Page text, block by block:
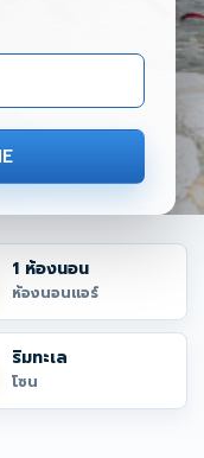
1 ห้องนอน
ห้องนอนแอร์
ริมทะเล
โซน